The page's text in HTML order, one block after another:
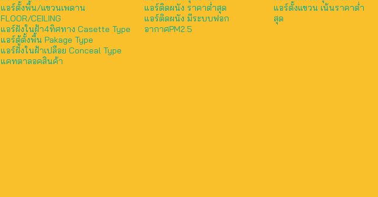
แอร์ตั้งพื้น/แขวนเพดาน
FLOOR/CEILING
แอร์ฝังในฝ้า4ทิศทาง Casette Type
แอร์ตู้ตั้งพื้น Pakage Type
แอร์ฝังในฝ้าเปลือย Conceal Type
แคทตาลอคสินค้า
แอร์ติดผนัง ราคาต่ำสุด
แอร์ติดผนัง มีระบบฟอก
อากาศPM2.5
แอร์ตั้งแขวน เน้นราคาต่ำ
สุด